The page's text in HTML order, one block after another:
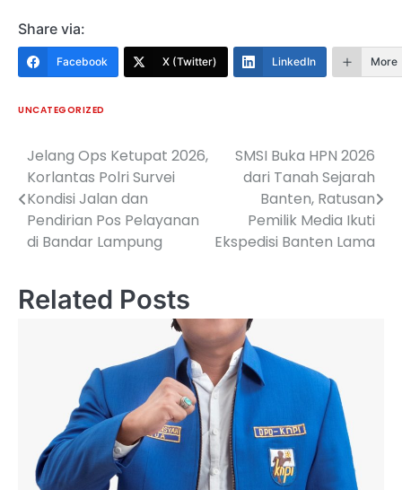
Share via:
Facebook X (Twitter) LinkedIn More
UNCATEGORIZED
Navigasi
pos
Jelang Ops Ketupat 2026,
Korlantas Polri Survei
Kondisi Jalan dan
Pendirian Pos Pelayanan
di Bandar Lampung
SMSI Buka HPN 2026
dari Tanah Sejarah
Banten, Ratusan
Pemilik Media Ikuti
Ekspedisi Banten Lama
Related Posts